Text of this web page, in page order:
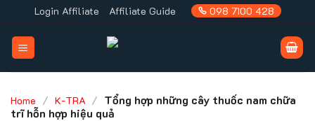
to
content
Login Affiliate Affiliate Guide 098 7100 428
Home / K-TRA / Tổng hợp những cây thuốc nam chữa
trĩ hỗn hợp hiệu quả